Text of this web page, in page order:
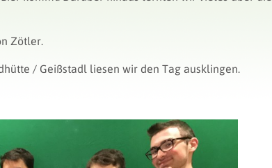
Zötler.
/ Geißstadl liesen wir den Tag ausklingen.